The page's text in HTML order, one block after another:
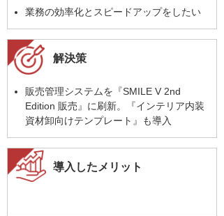
業務の効率化とスピードアップをしたい
解決策
販売管理システムを『SMILE V 2nd
Edition 販売』に刷新。『インテリア内装
資材卸向けテンプレート』も導入
導入したメリット